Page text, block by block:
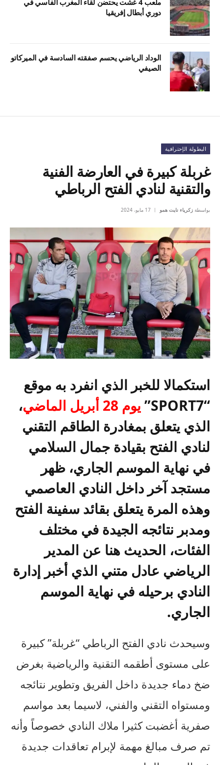
ملعب 4 غشت يحتضن لقاء المغرب الفاسي في
دوري أبطال إفريقيا
الوداد الرياضي يحسم صفقته السادسة في الميركاتو
الصيفي
البطولة الإحترافية
غربلة كبيرة في العارضة الفنية
والتقنية لنادي الفتح الرباطي
بواسطة زكرياء نايت همو 17 مايو، 2024
استكمالا للخبر الذي انفرد به موقع
“SPORT7”
يوم 28 أبريل الماضي
،
الذي يتعلق بمغادرة الطاقم التقني
لنادي الفتح بقيادة جمال السلامي
في نهاية الموسم الجاري، ظهر
مستجد آخر داخل النادي العاصمي
وهذه المرة يتعلق بقائد سفينة الفتح
ومدبر نتائجه الجيدة في مختلف
الفئات، الحديث هنا عن المدير
الرياضي عادل متني الذي أخبر إدارة
النادي برحيله في نهاية الموسم
الجاري.
وسيحدث نادي الفتح الرباطي “غربلة” كبيرة
على مستوى أطقمه التقنية والرياضية بغرض
ضخ دماء جديدة داخل الفريق وتطوير نتائجه
ومستواه التقني والفني، لاسيما بعد مواسم
صفرية أغضبت كثيرا ملاك النادي خصوصاً وأنه
تم صرف مبالغ مهمة لإبرام تعاقدات جديدة